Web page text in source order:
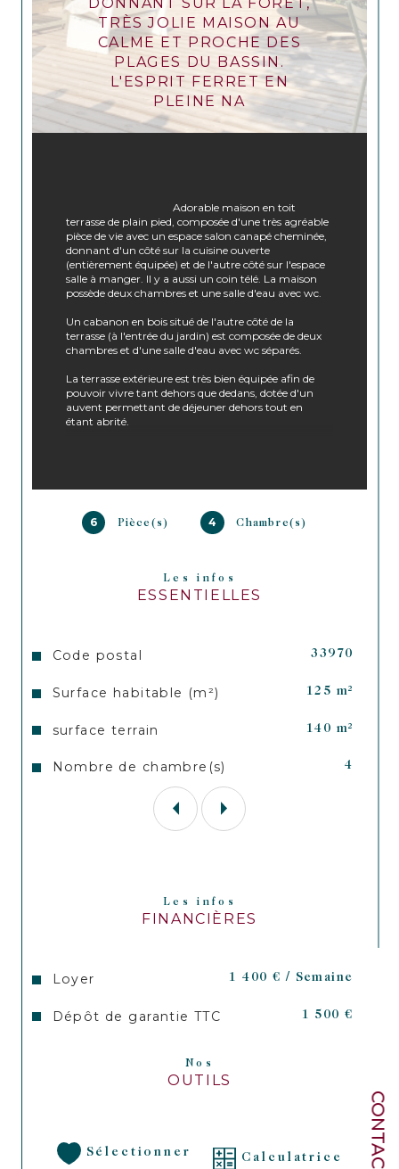
CONTACT
TRÈS JOLIE MAISON AU
CALME ET PROCHE DES
PLAGES DU BASSIN.
L'ESPRIT FERRET EN
PLEINE NA
6 Pièce(s) 4 Chambre(s)
Les infos
ESSENTIELLES
Caractéristiques Valeurs
Code postal 33970
Surface habitable (m²) 125 m²
surface terrain 140 m²
Nombre de chambre(s) 4
terrasse de plain pied, composée d'une très agréable
pièce de vie avec un espace salon canapé cheminée,
donnant d'un côté sur la cuisine ouverte
(entièrement équipée) et de l'autre côté sur l'espace
salle à manger. Il y a aussi un coin télé. La maison
possède deux chambres et une salle d'eau avec wc.
Un cabanon en bois situé de l'autre côté de la
terrasse (à l'entrée du jardin) est composée de deux
chambres et d'une salle d'eau avec wc séparés.
La terrasse extérieure est très bien équipée afin de
pouvoir vivre tant dehors que dedans, dotée d'un
auvent permettant de déjeuner dehors tout en
étant abrité.
Océan à 15 minutes à pied à travers les bois - Plages
presqu'île où la baignade est possible à marée haute
comme à marée basse). Piste cyclable à 2 minutes à
Maison pour 8 personnes maximum. Location du
samedi au samedi en période estivale (juillet et août).
Les infos
FINANCIÈRES
Loyer 1 400 € / Semaine
Dépôt de garantie TTC 1 500 €
Nos
OUTILS
Sélectionner Calculatrice